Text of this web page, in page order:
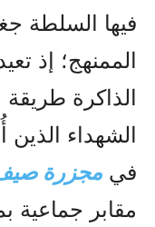
فيها السلطة
الممنهج؛ إذ
الذاكرة طريقة
الشهداء
في مجزرة صیف
مقابر